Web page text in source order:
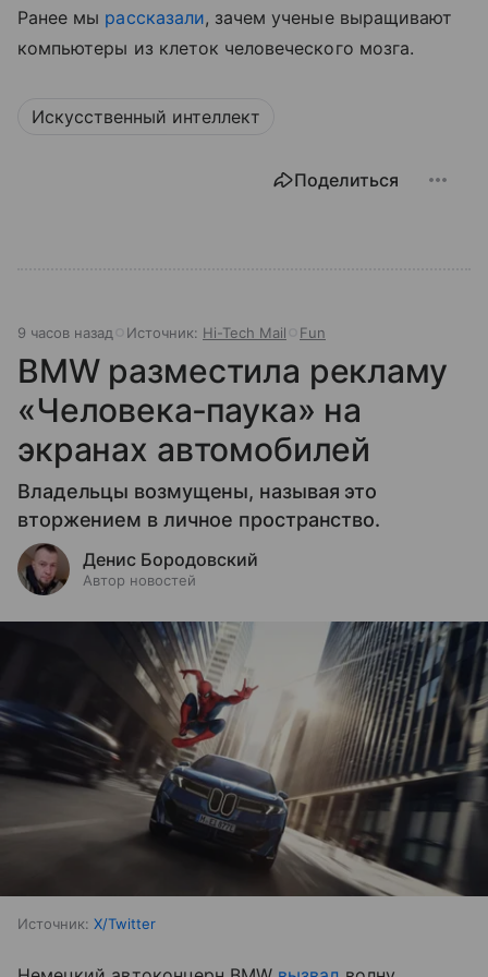
Ранее мы рассказали, зачем ученые выращивают
компьютеры из клеток человеческого мозга.
Искусственный интеллект
Поделиться
9 часов назад Источник: Hi-Tech Mail Fun
BMW разместила рекламу
«Человека‑паука» на
экранах автомобилей
Владельцы возмущены, называя это
вторжением в личное пространство.
Денис Бородовский
Автор новостей
Источник: X/Twitter